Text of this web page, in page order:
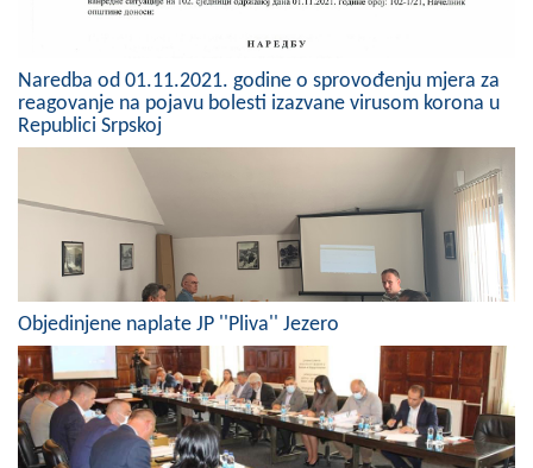
FINANSIJE
Poljoprivreda
Turizam
Sport
CIVILNA ZAŠTITA
KONTAKT
Naredba od 01.11.2021. godine o sprovođenju mjera za
reagovanje na pojavu bolesti izazvane virusom korona u
Republici Srpskoj
Objedinjene naplate JP ''Pliva'' Jezero